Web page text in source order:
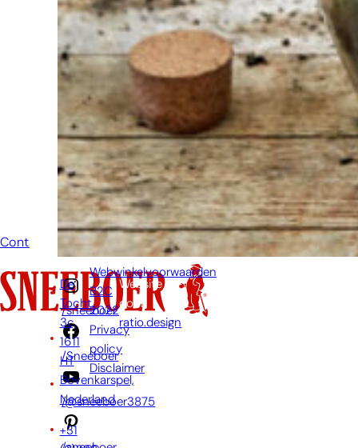
niet om even
te bellen of een
wanneer je een
Dan zullen wij
mogelijk jouw
beantwoorden.
Contact
/sneeboer
/Sneeboer
/@sneeboer3875
De
Tocht
3c,
1611
HT
Bovenkarspel,
Nederland
+31
Webwinkelvoorwaarden
B2C
2022
Privacy
policy
Disclaimer
Website
door:
ratio.design